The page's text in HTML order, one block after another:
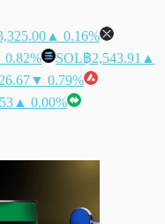
▲ 0.16%
SOL฿2,543.91 ▲
▼ 0.79%
▲ 0.00%